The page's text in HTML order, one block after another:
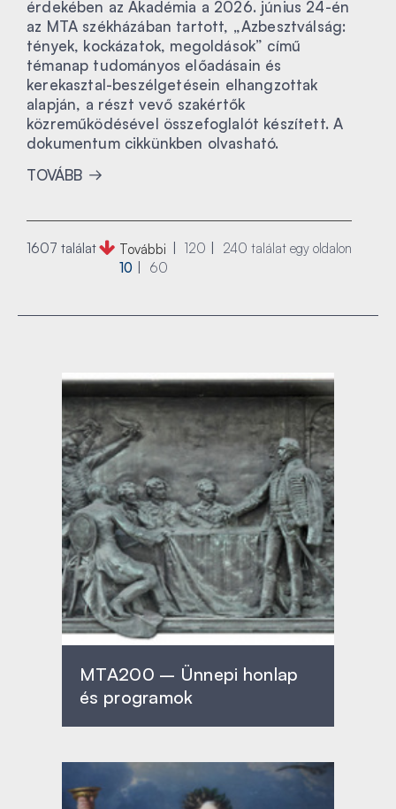
érdekében az Akadémia a 2026. június 24-én
az MTA székházában tartott, „Azbesztválság:
tények, kockázatok, megoldások” című
témanap tudományos előadásain és
kerekasztal-beszélgetésein elhangzottak
alapján, a részt vevő szakértők
közreműködésével összefoglalót készített. A
dokumentum cikkünkben olvasható.
TOVÁBB
1607 találat További 240 találat egy oldalon
120
60
10
MTA200 – Ünnepi honlap
és programok